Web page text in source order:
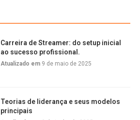
Carreira de Streamer: do setup inicial
ao sucesso profissional.
Atualizado em 9 de maio de 2025
Teorias de liderança e seus modelos
principais